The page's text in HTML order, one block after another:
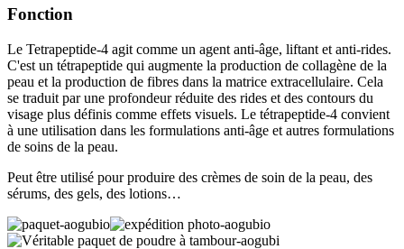
Fonction
Le Tetrapeptide-4 agit comme un agent anti-âge, liftant et anti-rides.
C'est un tétrapeptide qui augmente la production de collagène de la
peau et la production de fibres dans la matrice extracellulaire. Cela
se traduit par une profondeur réduite des rides et des contours du
visage plus définis comme effets visuels. Le tétrapeptide-4 convient
à une utilisation dans les formulations anti-âge et autres formulations
de soins de la peau.
Peut être utilisé pour produire des crèmes de soin de la peau, des
sérums, des gels, des lotions…